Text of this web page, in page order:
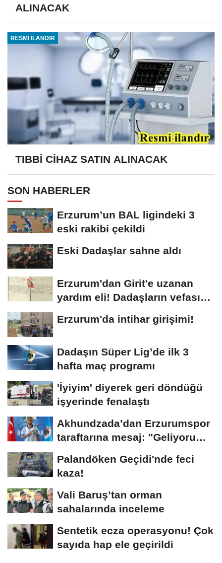
ALINACAK
RESMİ İLANDIR
TIBBİ CİHAZ SATIN ALINACAK
SON HABERLER
Erzurum’un BAL ligindeki 3
eski rakibi çekildi
Eski Dadaşlar sahne aldı
Erzurum'dan Girit'e uzanan
yardım eli! Dadaşların vefası
Erzurum'da intihar girişimi!
Dadaşın Süper Lig’de ilk 3
hafta maç programı
'İyiyim' diyerek geri döndüğü
işyerinde fenalaştı
Akhundzada’dan Erzurumspor
taraftarına mesaj: "Geliyorum
Palandöken Geçidi'nde feci
kaza!
Vali Baruş’tan orman
sahalarında inceleme
Sentetik ecza operasyonu! Çok
sayıda hap ele geçirildi